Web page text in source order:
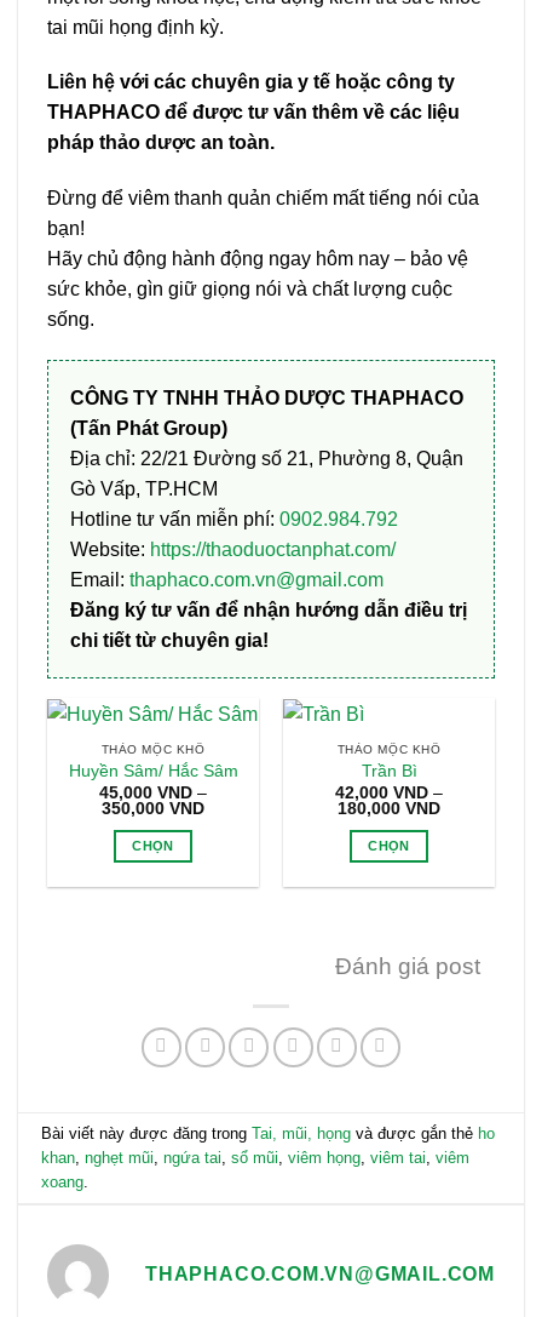
tai mũi họng định kỳ.
Liên hệ với các chuyên gia y tế hoặc công ty
THAPHACO để được tư vấn thêm về các liệu
pháp thảo dược an toàn.
Đừng để viêm thanh quản chiếm mất tiếng nói của
bạn!
Hãy chủ động hành động ngay hôm nay – bảo vệ
sức khỏe, gìn giữ giọng nói và chất lượng cuộc
sống.
CÔNG TY TNHH THẢO DƯỢC THAPHACO
(Tấn Phát Group)
Địa chỉ: 22/21 Đường số 21, Phường 8, Quận
Gò Vấp, TP.HCM
Hotline tư vấn miễn phí: 0902.984.792
Website: https://thaoduoctanphat.com/
Email: thaphaco.com.vn@gmail.com
Đăng ký tư vấn để nhận hướng dẫn điều trị
chi tiết từ chuyên gia!
THẢO MỘC KHÔ
Huyền Sâm/ Hắc Sâm
45,000 VND –
350,000 VNDKhoảng
350,000 VND
CHỌN
thể.
Các
có
thể
sản
THẢO MỘC KHÔ
Trần Bì
42,000 VND –
180,000 VNDKhoảng
180,000 VND
CHỌN
nhiều
thể.
Các
có
thể
sản
Đánh giá post
Bài viết này được đăng trongTai, mũi, họng và được gắn thẻ ho
khan ,nghẹt mũi ,ngứa tai ,sổ mũi ,viêm họng ,viêm tai ,viêm
xoang
THAPHACO.COM.VN@GMAIL.COM